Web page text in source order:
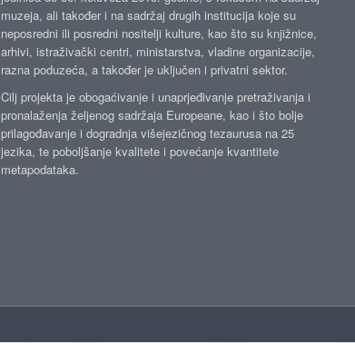
muzeja, ali također i na sadržaj drugih institucija koje su
neposredni ili posredni nositelji kulture, kao što su knjižnice,
arhivi, istraživački centri, ministarstva, vladine organizacije,
razna poduzeća, a također je uključen i privatni sektor.
Cilj projekta je obogaćivanje i unaprjeđivanje pretraživanja i
pronalaženja željenog sadržaja Europeane, kao i što bolje
prilagođavanje i dogradnja višejezičnog tezaurusa na 25
jezika, te poboljšanje kvalitete i povećanje kvantitete
metapodataka.